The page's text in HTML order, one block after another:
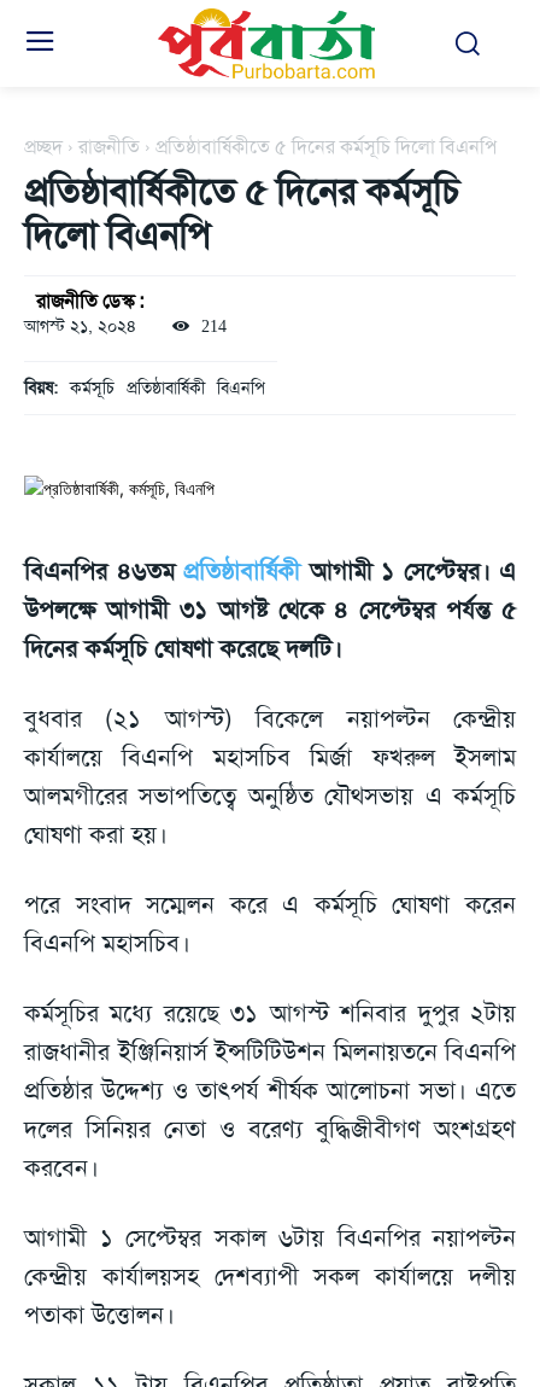
প্রচ্ছদ রাজনীতি প্রতিষ্ঠাবার্ষিকীতে ৫ দিনের কর্মসূচি দিলো বিএনপি
প্রতিষ্ঠাবার্ষিকীতে ৫ দিনের কর্মসূচি
দিলো বিএনপি
রাজনীতি ডেস্ক :
আগস্ট ২১, ২০২৪ 214
বিয়ষ: কর্মসূচি প্রতিষ্ঠাবার্ষিকী বিএনপি
বিএনপির ৪৬তমপ্রতিষ্ঠাবার্ষিকীআগামী ১ সেপ্টেম্বর। এ
উপলক্ষে আগামী ৩১ আগষ্ট থেকে ৪ সেপ্টেম্বর পর্যন্ত ৫
দিনের কর্মসূচি ঘোষণা করেছে দলটি।
বুধবার (২১ আগস্ট) বিকেলে নয়াপল্টন কেন্দ্রীয়
কার্যালয়ে বিএনপি মহাসচিব মির্জা ফখরুল ইসলাম
আলমগীরের সভাপতিত্বে অনুষ্ঠিত যৌথসভায় এ কর্মসূচি
ঘোষণা করা হয়।
পরে সংবাদ সম্মেলন করে এ কর্মসূচি ঘোষণা করেন
বিএনপি মহাসচিব।
কর্মসূচির মধ্যে রয়েছে ৩১ আগস্ট শনিবার দুপুর ২টায়
রাজধানীর ইঞ্জিনিয়ার্স ইন্সটিটিউশন মিলনায়তনে বিএনপি
প্রতিষ্ঠার উদ্দেশ্য ও তাৎপর্য শীর্ষক আলোচনা সভা। এতে
দলের সিনিয়র নেতা ও বরেণ্য বুদ্ধিজীবীগণ অংশগ্রহণ
করবেন।
আগামী ১ সেপ্টেম্বর সকাল ৬টায় বিএনপির নয়াপল্টন
কেন্দ্রীয় কার্যালয়সহ দেশব্যাপী সকল কার্যালয়ে দলীয়
পতাকা উত্তোলন।